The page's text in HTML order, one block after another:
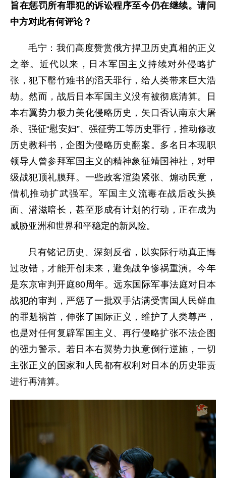
旨在惩罚所有罪犯的诉讼程序至今仍在继续。请问
中方对此有何评论？
毛宁：我们高度赞赏俄方捍卫历史真相的正义
之举。近代以来，日本军国主义持续对外侵略扩
张，犯下罄竹难书的滔天罪行，给人类带来巨大浩
劫。然而，战后日本军国主义没有被彻底清算。日
本右翼势力极力美化侵略历史，矢口否认南京大屠
杀、强征“慰安妇”、强征劳工等历史罪行，推动修改
历史教科书，企图为侵略历史翻案。多名日本现职
领导人曾参拜军国主义的精神象征靖国神社，对甲
级战犯顶礼膜拜。一些政客渲染紧张、煽动民意，
借机推动扩武强军。军国主义流毒在战后改头换
面、潜滋暗长，甚至形成有计划的行动，正在成为
威胁亚洲和世界和平稳定的新风险。
只有铭记历史、深刻反省，以实际行动真正悔
过改错，才能开创未来，避免战争惨祸重演。今年
是东京审判开庭80周年。远东国际军事法庭对日本
战犯的审判，严惩了一批双手沾满受害国人民鲜血
的罪魁祸首，伸张了国际正义，维护了人类尊严，
也是对任何复辟军国主义、再行侵略扩张不法企图
的强力警示。若日本右翼势力执意倒行逆施，一切
主张正义的国家和人民都有权利对日本的历史罪责
进行再清算。